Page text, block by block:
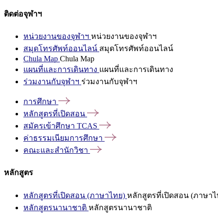
ติดต่อจุฬาฯ
หน่วยงานของจุฬาฯ หน่วยงานของจุฬาฯ
สมุดโทรศัพท์ออนไลน์ สมุดโทรศัพท์ออนไลน์
Chula Map Chula Map
แผนที่และการเดินทาง แผนที่และการเดินทาง
ร่วมงานกับจุฬาฯ ร่วมงานกับจุฬาฯ
การศึกษา
หลักสูตรที่เปิดสอน
สมัครเข้าศึกษา TCAS
ค่าธรรมเนียมการศึกษา
คณะและสำนักวิชา
หลักสูตร
หลักสูตรที่เปิดสอน (ภาษาไทย) หลักสูตรที่เปิดสอน (ภาษาไ
หลักสูตรนานาชาติ หลักสูตรนานาชาติ